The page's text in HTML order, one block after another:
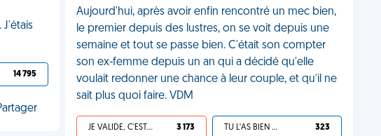
14 795
Aujourd'hui, après avoir enfin rencontré un mec bien,
le premier depuis des lustres, on se voit depuis une
semaine et tout se passe bien. C'était son compter
son ex-femme depuis un an qui a décidé qu'elle
voulait redonner une chance à leur couple, et qu'il ne
sait plus quoi faire. VDM
JE VALIDE, C'EST UNE VDM 3 173 TU L'AS BIEN MÉRITÉ 323